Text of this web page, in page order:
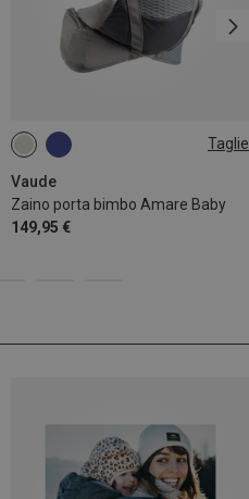
Taglie
Vaude
Zaino porta bimbo Amare Baby
149,95 €
20L